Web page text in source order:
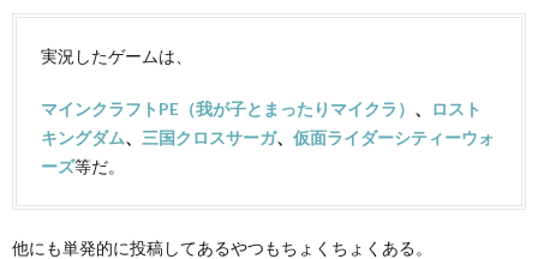
実況したゲームは、
マインクラフトPE（我が子とまったりマイクラ） 、
ロスト
キングダム、 三国クロスサーガ、 仮面ライダーシティーウォ
ーズ等だ。
他にも単発的に投稿してあるやつもちょくちょくある。